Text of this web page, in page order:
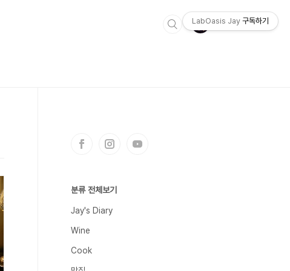
분류 전체보기
Jay's Diary
Wine
Cook
LabOasis Jay 구독하기